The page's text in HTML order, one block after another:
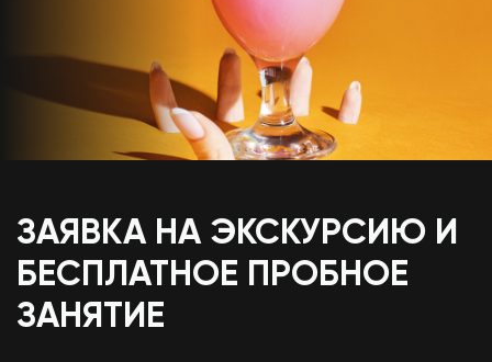
ЗАЯВКА НА ЭКСКУРСИЮ И
БЕСПЛАТНОЕ ПРОБНОЕ
ЗАНЯТИЕ